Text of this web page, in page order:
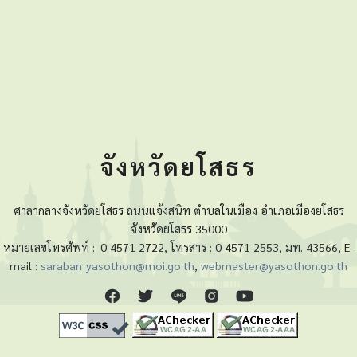
จังหวัดยโสธร
ศาลากลางจังหวัดยโสธร ถนนแจ้งสนิท ตำบลในเมือง อำเภอเมืองยโสธร
จังหวัดยโสธร 35000
หมายเลขโทรศัพท์ : 0 4571 2722, โทรสาร : 0 4571 2553, มท. 43566, E-
mail : saraban_yasothon@moi.go.th webmaster@yasothon.go.th